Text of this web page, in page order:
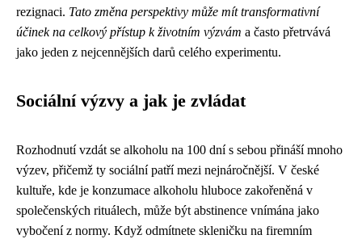
rezignaci. Tato změna perspektivy může mít transformativní
účinek na celkový přístup k životním výzvám a často přetrvává
jako jeden z nejcennějších darů celého experimentu.
Sociální výzvy a jak je zvládat
Rozhodnutí vzdát se alkoholu na 100 dní s sebou přináší mnoho
výzev, přičemž ty sociální patří mezi nejnáročnější. V české
kultuře, kde je konzumace alkoholu hluboce zakořeněná v
společenských rituálech, může být abstinence vnímána jako
vybočení z normy. Když odmítnete skleničku na firemním